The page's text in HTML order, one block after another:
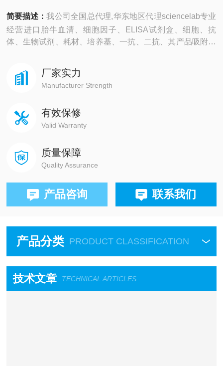
简要描述：我公司全国总代理,华东地区代理sciencelab专业
经营进口胎牛血清、细胞因子、ELISA试剂盒、细胞、抗
体、生物试剂、耗材、培养基、一抗、二抗、其产品吸附均
厂家实力
Manufacturer Strength
有效保修
Valid Warranty
质量保障
Quality Assurance
产品咨询 联系我们
产品分类 PRODUCT CLASSIFICATION
技术文章 TECHNICAL ARTICLES